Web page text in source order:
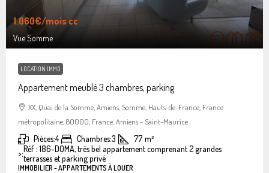
1.060€/mois cc
Vue Somme
LOCATION IMMO
Appartement meublé 3 chambres, parking
XX, Quai de la Somme, Amiens, Somme, Hauts-de-France, France
métropolitaine, 80000, France, Amiens - Saint-Maurice
Pièces:4 Chambres:3 77 m²
>:Réf : 186-DOMA, très bel appartement comprenant 2 grandes
terrasses et parking privé
IMMOBILIER - APPARTEMENTS À LOUER